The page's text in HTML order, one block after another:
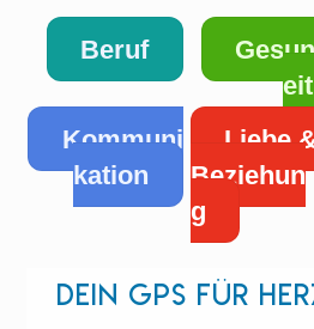
Beruf
eit
Kommuni
kation
Liebe
Beziehun
g
Dein gPS für